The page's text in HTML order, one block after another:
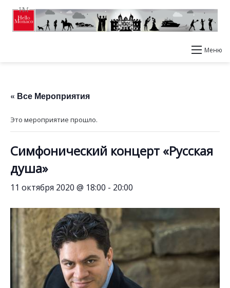
Меню
« Все Мероприятия
Это мероприятие прошло.
Симфонический концерт «Русская
душа»
11 октября 2020 @ 18:00 - 20:00